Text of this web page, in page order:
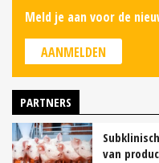
Meld je aan voor de
AANMELDEN
PARTNERS
van